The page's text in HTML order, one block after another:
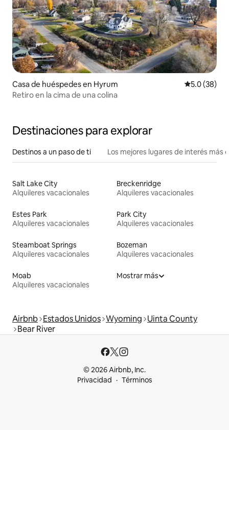
Casa de huéspedes en Hyrum Calificación
5.0 (38)
Retiro en la cima de una colina
Destinaciones para explorar
Destinos a un paso de ti Los mejores lugares de interés más
Salt Lake City
Alquileres vacacionales
Breckenridge
Alquileres vacacionales
Estes Park
Alquileres vacacionales
Park City
Alquileres vacacionales
Steamboat Springs
Alquileres vacacionales
Bozeman
Alquileres vacacionales
Moab
Alquileres vacacionales
Mostrar más
Airbnb Estados Unidos Wyoming Uinta County
Bear River
© 2026 Airbnb, Inc.
Privacidad
Términos